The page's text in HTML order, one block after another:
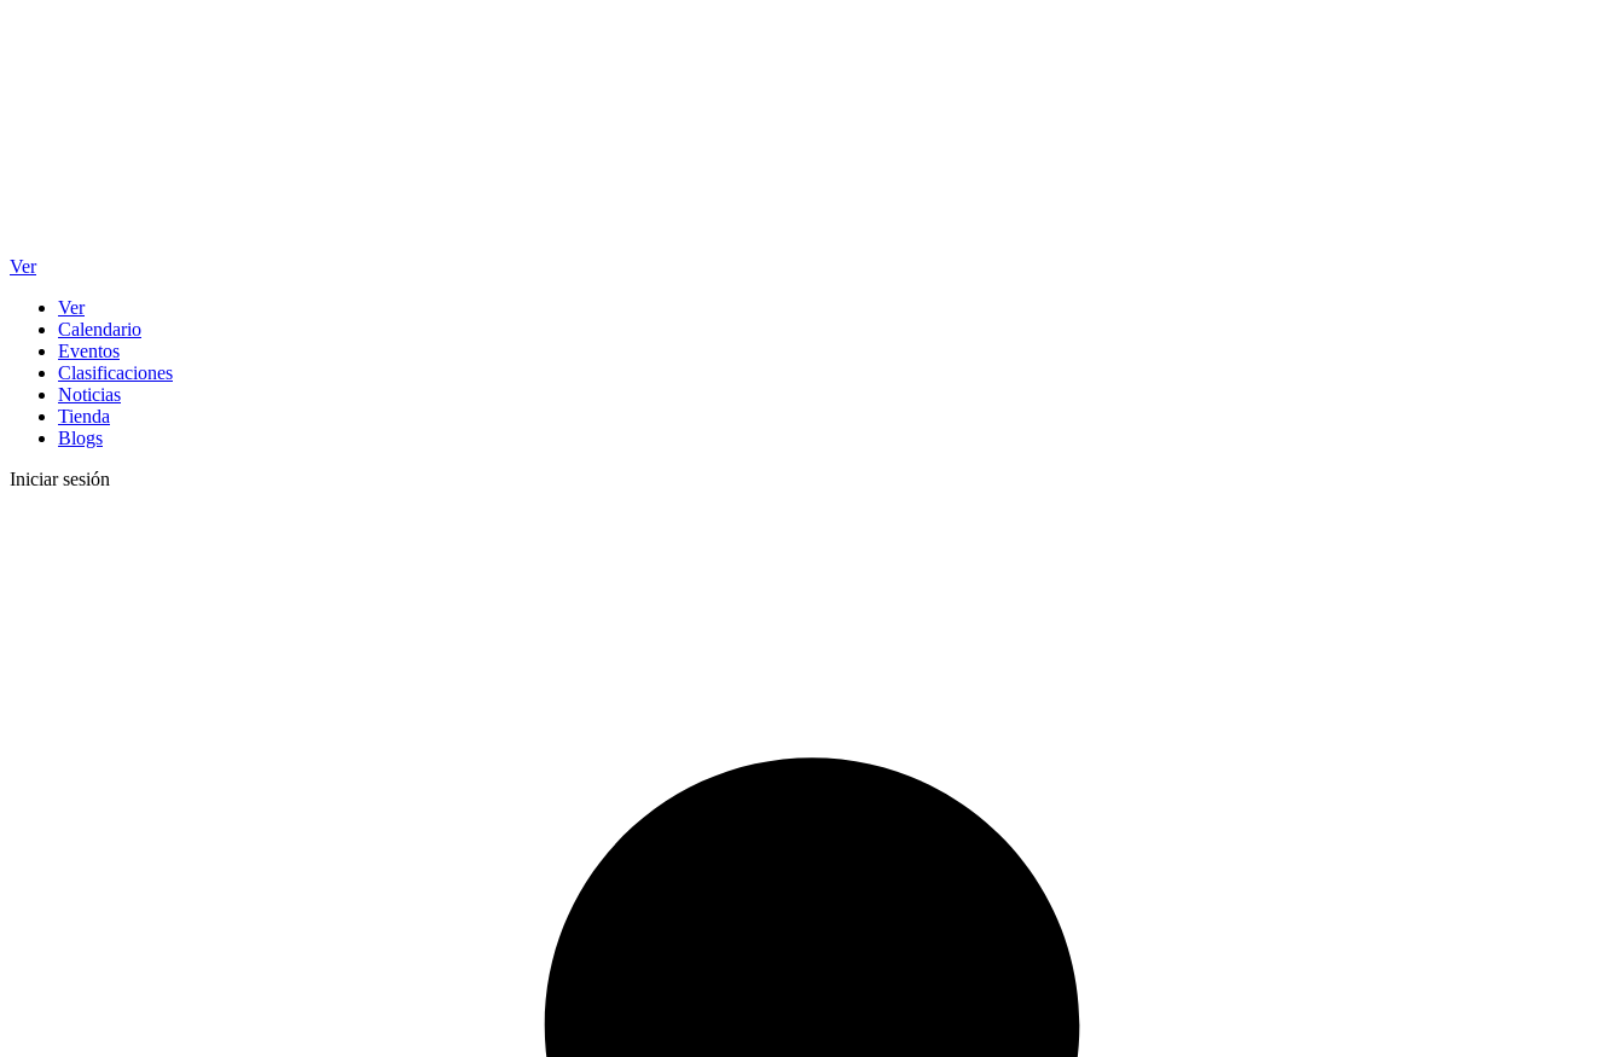
Ver
Ver
Calendario
Eventos
Clasificaciones
Noticias
Tienda
Blogs
Iniciar sesión